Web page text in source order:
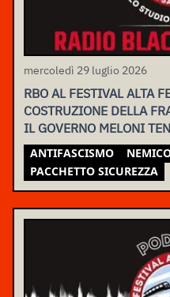
mercoledì 29 luglio 2026
RBO AL FESTIVAL ALTA
COSTRUZIONE DELLA
IL GOVERNO MELONI
MOVIMENTO
ANTIFASCISMO
PACCHETTO SICUREZZA